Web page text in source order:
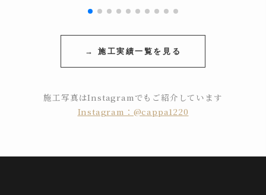
→ 施工実績一覧を見る
施工写真はInstagramでもご紹介しています
Instagram：@cappa1220